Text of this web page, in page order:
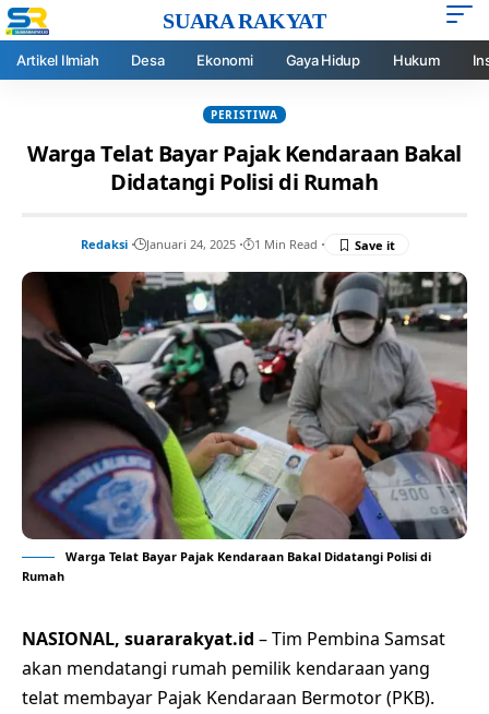
SUARA RAKYAT
Artikel Ilmiah Desa Ekonomi Gaya Hidup Hukum
PERISTIWA
Warga Telat Bayar Pajak Kendaraan Bakal
Didatangi Polisi di Rumah
Redaksi Januari 24, 2025 1 Min Read
Warga Telat Bayar Pajak Kendaraan Bakal Didatangi Polisi di
Rumah
NASIONAL, suararakyat.id – Tim Pembina Samsat
akan mendatangi rumah pemilik kendaraan yang
telat membayar Pajak Kendaraan Bermotor (PKB).